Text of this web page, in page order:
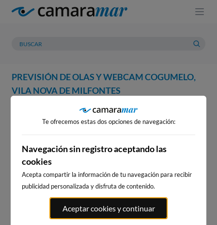
PREVISIÓN DE OLAS Y WEBCAM COGUMELO,
VILA NOVA DE MILFONTES
PREVISIÓN METEOROLOGÍA
WEBCAM COGUMELO, VILA
NOVA DE MILFONTES
WEBCAMS CERCANAS
Te ofrecemos estas dos opciones de navegación:
Navegación sin registro aceptando las
cookies
Acepta compartir la información de tu navegación para recibir
publicidad personalizada y disfruta de contenido.
Aceptar cookies y continuar